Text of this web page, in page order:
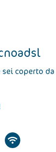
sei coperto da